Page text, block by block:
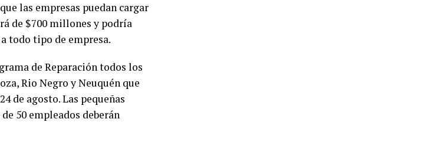
las empresas puedan cargar
de $700 millones y podría
todo tipo de empresa.
de Reparación todos los
Rio Negro y Neuquén que
de agosto. Las pequeñas
50 empleados deberán